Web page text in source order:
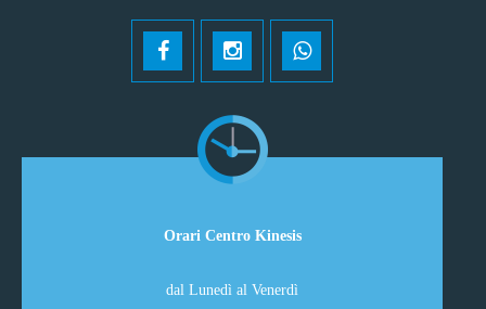
Orari Centro Kinesis
dal Lunedì al Venerdì